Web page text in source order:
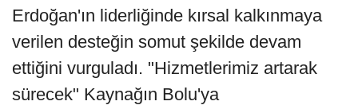
Erdoğan'ın liderliğinde kırsal kalkınmaya
verilen desteğin somut şekilde devam
ettiğini vurguladı. "Hizmetlerimiz artarak
sürecek" Kaynağın Bolu'ya